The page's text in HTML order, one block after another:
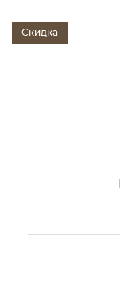
Скидка